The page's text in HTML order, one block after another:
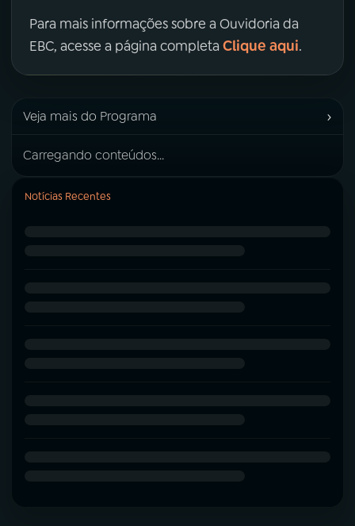
Para mais informações sobre a Ouvidoria da
EBC, acesse a página completa Clique aqui.
Veja mais do Programa ›
Carregando conteúdos...
Notícias Recentes